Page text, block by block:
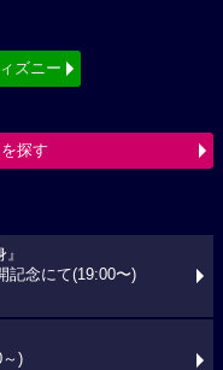
ズニー
探す
記念にて(19:00〜)
)